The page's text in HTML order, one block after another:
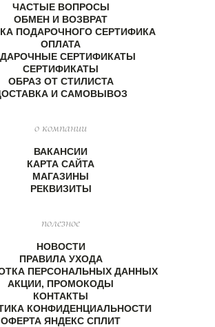
ЧАСТЫЕ ВОПРОСЫ
ОБМЕН И ВОЗВРАТ
ПОДАРОЧНОГО СЕРТИФИКА
ОПЛАТА
СЕРТИФИКАТЫ
СЕРТИФИКАТЫ
ОБРАЗ ОТ СТИЛИСТА
И САМОВЫВОЗ
о компании
ВАКАНСИИ
КАРТА САЙТА
МАГАЗИНЫ
РЕКВИЗИТЫ
полезное
НОВОСТИ
ПРАВИЛА УХОДА
ПЕРСОНАЛЬНЫХ ДАННЫХ
АКЦИИ, ПРОМОКОДЫ
КОНТАКТЫ
КОНФИДЕНЦИАЛЬНОСТИ
ОФЕРТА ЯНДЕКС СПЛИТ